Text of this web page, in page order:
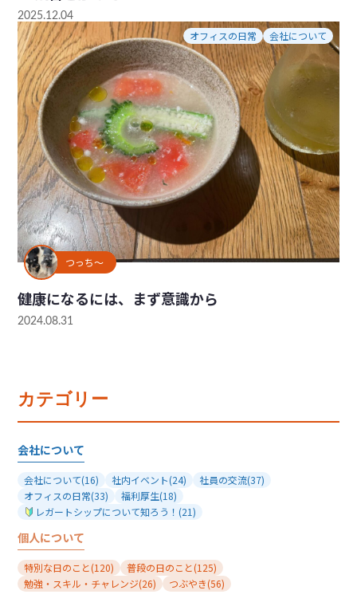
2025.12.04
オフィスの日常 会社について
つっち～
健康になるには、まず意識から
2024.08.31
カテゴリー
会社について
会社について(16) 社内イベント(24) 社員の交流(37)
オフィスの日常(33) 福利厚生(18)
レガートシップについて知ろう！ (21)
個人について
特別な日のこと(120) 普段の日のこと(125)
勉強・スキル・チャレンジ(26) つぶやき(56)